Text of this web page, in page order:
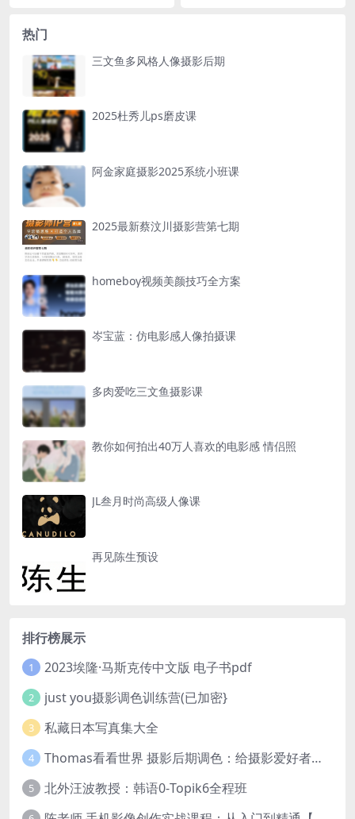
热门
三文鱼多风格人像摄影后期
2025杜秀儿ps磨皮课
阿金家庭摄影2025系统小班课
2025最新蔡汶川摄影营第七期
homeboy视频美颜技巧全方案
岑宝蓝：仿电影感人像拍摄课
多肉爱吃三文鱼摄影课
教你如何拍出40万人喜欢的电影感 情侣照
JL叁月时尚高级人像课
再见陈生预设
排行榜展示
1 2023埃隆·马斯克传中文版 电子书pdf
2 just you摄影调色训练营(已加密}
3 私藏日本写真集大全
4 Thomas看看世界 摄影后期调色：给摄影爱好者的色彩课 网盘下载
5 北外汪波教授：韩语0-Topik6全程班